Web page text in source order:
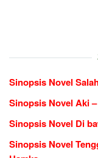
Sinopsis Novel
Sinopsis Novel Aki
Sinopsis Novel Di
Sinopsis Novel